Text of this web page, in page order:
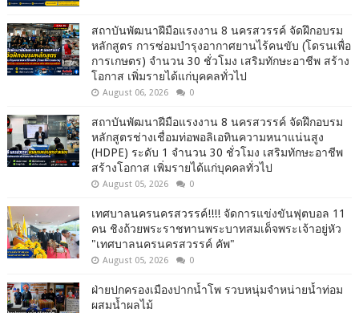
สถาบันพัฒนาฝีมือแรงงาน 8 นครสวรรค์ จัดฝึกอบรม
หลักสูตร การซ่อมบำรุงอากาศยานไร้คนขับ (โดรนเพื่อ
การเกษตร) จำนวน 30 ชั่วโมง เสริมทักษะอาชีพ สร้าง
โอกาส เพิ่มรายได้แก่บุคคลทั่วไป
August 06, 2026 0
สถาบันพัฒนาฝีมือแรงงาน 8 นครสวรรค์ จัดฝึกอบรม
หลักสูตรช่างเชื่อมท่อพอลิเอทินความหนาแน่นสูง
(HDPE) ระดับ 1 จำนวน 30 ชั่วโมง เสริมทักษะอาชีพ
สร้างโอกาส เพิ่มรายได้แก่บุคคลทั่วไป
August 05, 2026 0
เทศบาลนครนครสวรรค์!!!! จัดการแข่งขันฟุตบอล 11
คน ชิงถ้วยพระราชทานพระบาทสมเด็จพระเจ้าอยู่หัว
"เทศบาลนครนครสวรรค์ คัพ"
August 05, 2026 0
ฝ่ายปกครองเมืองปากน้ำโพ รวบหนุ่มจำหน่ายน้ำท่อม
ผสมน้ำผลไม้